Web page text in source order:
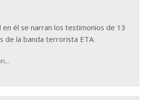
en él se narran los testimonios de 13
de la banda terrorista ETA.